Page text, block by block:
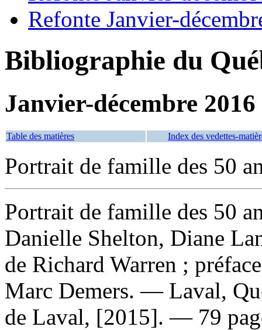
Refonte Janvier-
Bibliographie du
Janvier-décembre 2016
Table des matières Index des vedettes-
Portrait de famille des 50
Portrait de famille des 50
Danielle Shelton, Diane
de Richard Warren ;
Marc Demers. — Laval,
de Laval, [2015]. — 79